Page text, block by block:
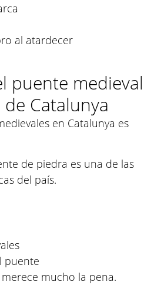
al atardecer
puente medieval
Catalunya
en Catalunya es
de piedra es una de las
del país.
puente
mucho la pena.